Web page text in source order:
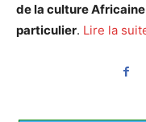
de la culture
particulier. Lire la